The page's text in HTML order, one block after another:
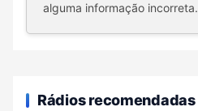
alguma informação incorreta.
Rádios recomendadas